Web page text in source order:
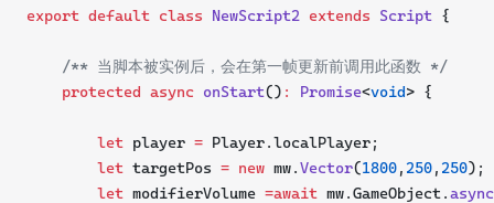
export default class NewScript2 extends Script {
/** 当脚本被实例后，会在第一帧更新前调用此函数 */
protected async onStart() : Promise<void> {
let player = Player.localPlayer;
let targetPos = new mw.Vector(1800, 250, 250);
let modifierVolume =await mw.GameObject.